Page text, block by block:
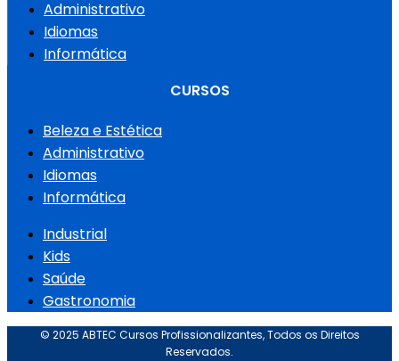
Administrativo
Idiomas
Informática
CURSOS
Beleza e Estética
Administrativo
Idiomas
Informática
Industrial
Kids
Saúde
Gastronomia
© 2025 ABTEC Cursos Profissionalizantes, Todos os Direitos
Reservados.